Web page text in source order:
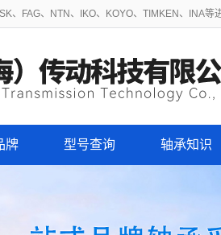
、FAG、NTN、IKO、KOYO、TIMKEN、INA等
牌 型号查询 轴承知识